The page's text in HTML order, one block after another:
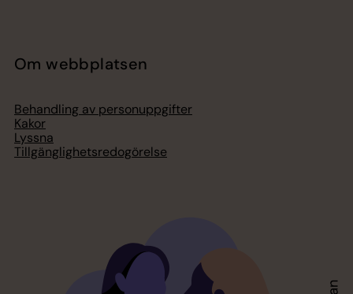
Om webbplatsen
Behandling av personuppgifter
Kakor
Lyssna
Tillgänglighetsredogörelse